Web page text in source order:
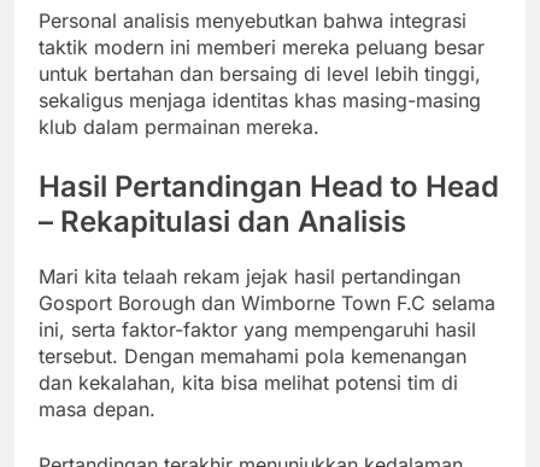
Personal analisis menyebutkan bahwa integrasi
taktik modern ini memberi mereka peluang besar
untuk bertahan dan bersaing di level lebih tinggi,
sekaligus menjaga identitas khas masing-masing
klub dalam permainan mereka.
Hasil Pertandingan Head to Head
– Rekapitulasi dan Analisis
Mari kita telaah rekam jejak hasil pertandingan
Gosport Borough dan Wimborne Town F.C selama
ini, serta faktor-faktor yang mempengaruhi hasil
tersebut. Dengan memahami pola kemenangan
dan kekalahan, kita bisa melihat potensi tim di
masa depan.